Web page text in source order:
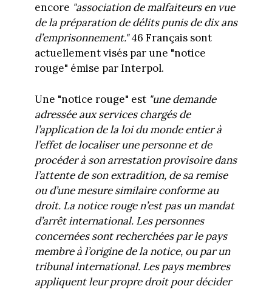
encore "association de malfaiteurs en vue
de la préparation de délits punis de dix ans
d’emprisonnement."46 Français sont
actuellement visés par une "notice
rouge" émise par Interpol.
Une "notice rouge" est "une demande
adressée aux services chargés de
l’application de la loi du monde entier à
l’effet de localiser une personne et de
procéder à son arrestation provisoire dans
l’attente de son extradition, de sa remise
ou d’une mesure similaire conforme au
droit. La notice rouge n’est pas un mandat
d’arrêt international. Les personnes
concernées sont recherchées par le pays
membre à l’origine de la notice, ou par un
tribunal international. Les pays membres
appliquent leur propre droit pour décider